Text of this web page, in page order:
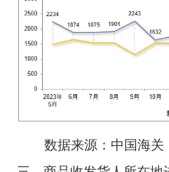
数据来源：中国海